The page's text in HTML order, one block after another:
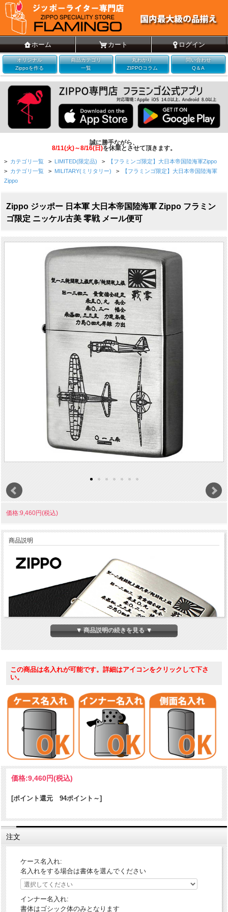
ホーム カート ログイン
オリジナル
Zippoを作る
商品カテゴリ
一覧
丸わかり
ZIPPOコラム
問い合わせ
Q＆A
誠に勝手ながら、
8/11(火)～8/16(日)を休業とさせて頂きます。
> カテゴリ一覧 > LIMITED(限定品) > 【フラミンゴ限定】大日本帝国陸海軍Zippo
> カテゴリ一覧 > MILITARY(ミリタリー) >
【フラミンゴ限定】大日本帝国陸海軍
Zippo
Zippo ジッポー 日本軍 大日本帝国陸海軍 Zippo フラミン
ゴ限定 ニッケル古美 零戦 メール便可
価格:9,460円(税込)
商品説明
零戦/零式艦上戦闘機二十一型
ロ戦）」のZippoです。零戦には様々なバリエーションがありますが
連合国軍側のコードネームは「ZEKE」、単発単座、軽量で高い旋回性
能と速度を誇り、戦闘機としては異例とも言える長大な航続距離、重
武装で活躍しました。三菱重工業が開発、設計主任者はアニメ映画の
モチーフにも。ボルト１本に至るまで徹底的に贅肉を削ぎ落とした零
り輝く名機です。
本Zippoは、少資源国のハンディキャップを技術力で補いながら勇敢に
戦った先人たちへ、フラミンゴが捧げる最大級のオマージュ。アメリ
カZippo本社デザイン申請済（承認番号付きホログラムシール添付）。
▼ 商品説明の続きを見る ▼
この商品は名入れが可能です。詳細はアイコンをクリックして下さ
い。
価格:9,460円(税込)
[ポイント還元 94ポイント～]
注文
ケース名入れ:
名入れをする場合は書体を選んでください
インナー名入れ:
書体はゴシック体のみとなります